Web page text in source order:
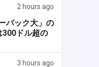
2 hours ago
パック大」の
300ドル超の
3 hours ago